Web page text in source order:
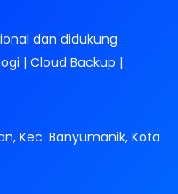
dan didukung
| Cloud Backup |
Kec. Banyumanik, Kota